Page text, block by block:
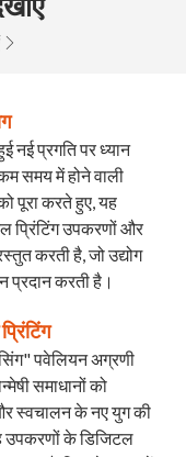
नई प्रगति पर ध्यान
समय में होने वाली
पूरा करते हुए, यह
प्रिंटिंग उपकरणों और
करती है, जो उद्योग
प्रदान करती है।
पवेलियन अग्रणी
समाधानों को
और स्वचालन के नए युग की
उपकरणों के डिजिटल